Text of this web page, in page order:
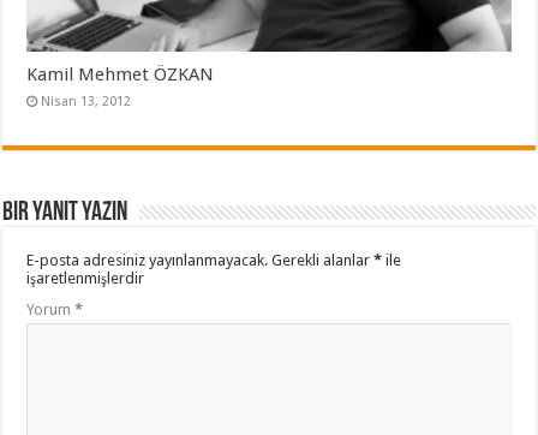
Kamil Mehmet ÖZKAN
Nisan 13, 2012
Bir yanıt yazın
E-posta adresiniz yayınlanmayacak. Gerekli alanlar* ile
işaretlenmişlerdir
Yorum*